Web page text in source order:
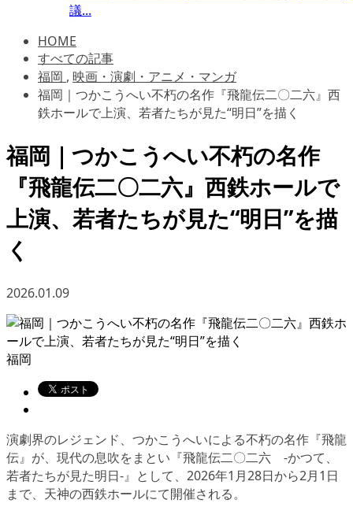
議...
HOME
すべての記事
福岡 , 映画・演劇・アニメ・マンガ
福岡｜つかこうへい不朽の名作『飛龍伝二〇二六』西
鉄ホールで上演、若者たちが見た“明日”を描く
福岡｜つかこうへい不朽の名作
『飛龍伝二〇二六』西鉄ホールで
上演、若者たちが見た“明日”を描
く
2026.01.09
福岡
演劇界のレジェンド、つかこうへいによる不朽の名作『飛龍
伝』が、現代の息吹をまとい『飛龍伝二〇二六 -かつて、
若者たちが見た明日-』として、2026年1月28日から2月1日
まで、天神の西鉄ホールにて開催される。